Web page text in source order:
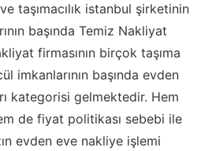
taşımacılık istanbul şirketinin
başında Temiz Nakliyat
firmasının birçok taşıma
imkanlarının başında evden
kategorisi gelmektedir. Hem
de fiyat politikası sebebi ile
evden eve nakliye işlemi